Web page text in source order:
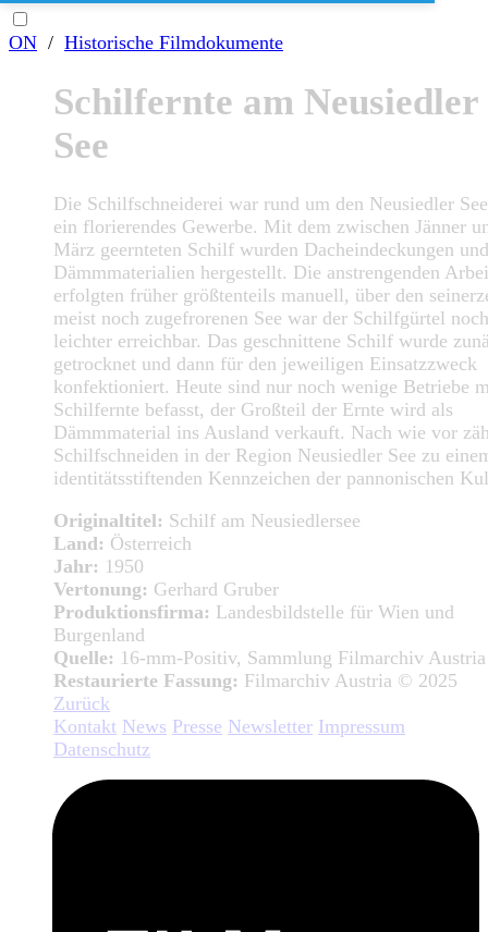
ON / Historische Filmdokumente
Schilfernte am Neusiedler
See
Die Schilfschneiderei war rund um den Neusiedler
ein florierendes Gewerbe. Mit dem zwischen Jänner
März geernteten Schilf wurden Dacheindeckungen und
Dämmmaterialien hergestellt. Die anstrengenden
erfolgten früher größtenteils manuell, über den
meist noch zugefrorenen See war der Schilfgürtel noch
leichter erreichbar. Das geschnittene Schilf wurde
getrocknet und dann für den jeweiligen Einsatzzweck
konfektioniert. Heute sind nur noch wenige Betriebe
Schilfernte befasst, der Großteil der Ernte wird als
Dämmmaterial ins Ausland verkauft. Nach wie vor
Schilfschneiden in der Region Neusiedler See zu
identitätsstiftenden Kennzeichen der pannonischen
Originaltitel: Schilf am Neusiedlersee
Land: Österreich
Jahr: 1950
Vertonung: Gerhard Gruber
Produktionsfirma: Landesbildstelle für Wien und
Burgenland
Quelle: 16-mm-Positiv, Sammlung Filmarchiv Austria
Restaurierte Fassung: Filmarchiv Austria © 2025
Zurück
Kontakt News Presse Newsletter Impressum
Datenschutz